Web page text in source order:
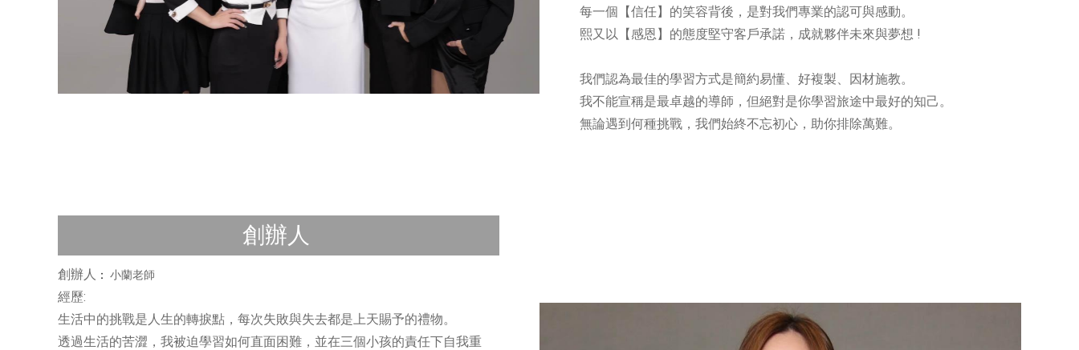
每一個 【信任】 的笑容背後，是對我們專業的認可與感動。
熙又以 【感恩】 的態度堅守客戶承諾，成就夥伴未來與夢想 !
我們認為最佳的學習方式是簡約易懂、好複製、因材施教。
我不能宣稱是最卓越的導師，但絕對是你學習旅途中最好的知己。
無論遇到何種挑戰，我們始終不忘初心，助你排除萬難。
創辦人
創辦人 ： 小蘭老師
經歷:
生活中的挑戰是人生的轉捩點，每次失敗與失去都是上天賜予的禮物。
透過生活的苦澀，我被迫學習如何直面困難，並在三個小孩的責任下自我重